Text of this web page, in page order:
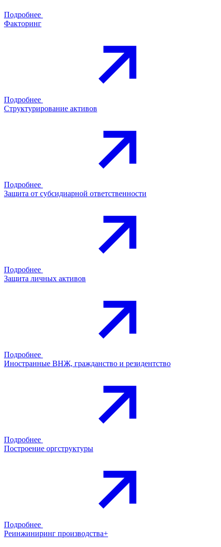
Подробнее
Факторинг
Подробнее
Структурирование активов
Подробнее
Защита от субсидиарной ответственности
Подробнее
Защита личных активов
Подробнее
Иностранные ВНЖ, гражданство и резидентство
Подробнее
Построение оргструктуры
Подробнее
Реинжиниринг производства+